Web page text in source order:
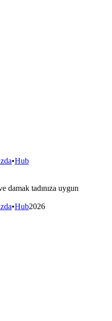
•Hub
damak tadınıza uygun
•Hub2026